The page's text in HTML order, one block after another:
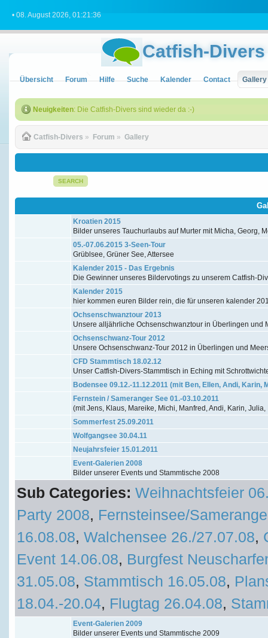
• 08. August 2026, 01:21:36
Catfish-Divers
Übersicht Forum Hilfe Suche Kalender Contact Gallery
Neuigkeiten: Die Catfish-Divers sind wieder da :-)
Catfish-Divers » Forum » Gallery
SEARCH
Kroatien 2015
Bilder unseres Tauchurlaubs auf Murter mit Micha, Georg,
05.-07.06.2015 3-Seen-Tour
Grüblsee, Grüner See, Attersee
Kalender 2015 - Das Ergebnis
Die Gewinner unseres Bildervotings zu unserem Catfish-
Kalender 2015
hier kommen euren Bilder rein, die für unseren kalender
Ochsenschwanztour 2013
Unsere alljährliche Ochsenschwanztour in Überlingen und
Ochsenschwanz-Tour 2012
Unsere Ochsenschwanz-Tour 2012 in Überlingen und
CFD Stammtisch 18.02.12
Unser Catfish-Divers-Stammtisch in Eching mit
Bodensee 09.12.-11.12.2011 (mit Ben, Ellen, Andi, Karin,
Fernstein / Sameranger See 01.-03.10.2011
(mit Jens, Klaus, Mareike, Michi, Manfred, Andi, Karin,
Sommerfest 25.09.2011
Wolfgangsee 30.04.11
Neujahrsfeier 15.01.2011
Event-Galerien 2008
Bilder unserer Events und Stammtische 2008
Sub Categories: Weihnachtsfeier
Party 2008, Fernsteinsee/
16.08.08, Walchensee 26./27.07.08,
Event 14.06.08, Burgfest
31.05.08, Stammtisch 16.05.08,
18.04.-20.04, Flugtag 26.04.08,
Event-Galerien 2009
Bilder unserer Events und Stammtische 2009